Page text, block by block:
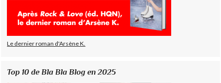
Le dernier roman d'Arsène K.
Top 10 de Bla Bla Blog en 2025